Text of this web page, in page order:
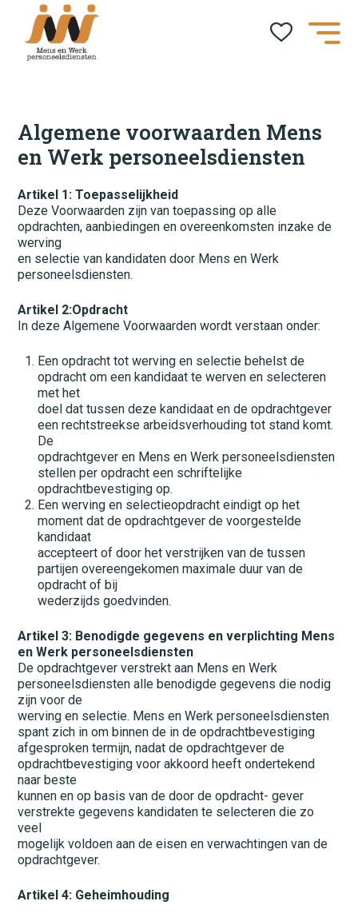
Algemene voorwaarden Mens
en Werk personeelsdiensten
Artikel 1: Toepasselijkheid
Deze Voorwaarden zijn van toepassing op alle
opdrachten, aanbiedingen en overeenkomsten inzake de
werving
en selectie van kandidaten door Mens en Werk
personeelsdiensten.
Artikel 2:Opdracht
In deze Algemene Voorwaarden wordt verstaan onder:
Een opdracht tot werving en selectie behelst de
opdracht om een kandidaat te werven en selecteren
met het
doel dat tussen deze kandidaat en de opdrachtgever
een rechtstreekse arbeidsverhouding tot stand komt.
De
opdrachtgever en Mens en Werk personeelsdiensten
stellen per opdracht een schriftelijke
opdrachtbevestiging op.
Een werving en selectieopdracht eindigt op het
moment dat de opdrachtgever de voorgestelde
kandidaat
accepteert of door het verstrijken van de tussen
partijen overeengekomen maximale duur van de
opdracht of bij
wederzijds goedvinden.
Artikel 3: Benodigde gegevens en verplichting Mens
en Werk personeelsdiensten
De opdrachtgever verstrekt aan Mens en Werk
personeelsdiensten alle benodigde gegevens die nodig
zijn voor de
werving en selectie. Mens en Werk personeelsdiensten
spant zich in om binnen de in de opdrachtbevestiging
afgesproken termijn, nadat de opdrachtgever de
opdrachtbevestiging voor akkoord heeft ondertekend
naar beste
kunnen en op basis van de door de opdracht- gever
verstrekte gegevens kandidaten te selecteren die zo
veel
mogelijk voldoen aan de eisen en verwachtingen van de
opdrachtgever.
Artikel 4: Geheimhouding